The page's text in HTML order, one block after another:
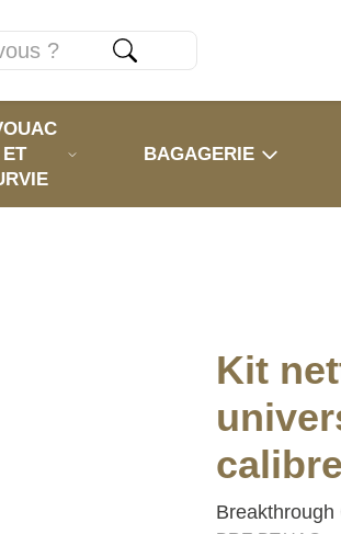
ET
BAGAGERIE
Kit
Breakthrough